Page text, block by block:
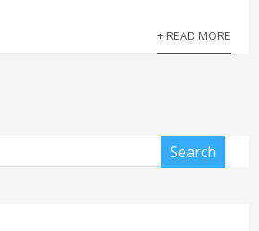
+ READ MORE